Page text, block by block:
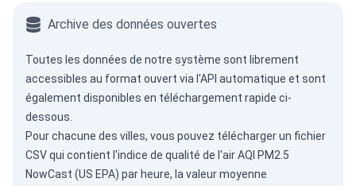
Archive des données ouvertes
Toutes les données de notre système sont librement
accessibles au format ouvert via l'API automatique et sont
également disponibles en téléchargement rapide ci-
dessous.
Pour chacune des villes, vous pouvez télécharger un fichier
CSV qui contient l'indice de qualité de l'air AQI PM2.5
NowCast (US EPA) par heure, la valeur moyenne